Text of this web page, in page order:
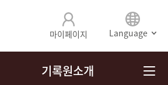
마이페이지 Language
기록원소개